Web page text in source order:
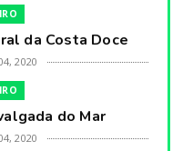
da Costa Doce
2020
do Mar
2020